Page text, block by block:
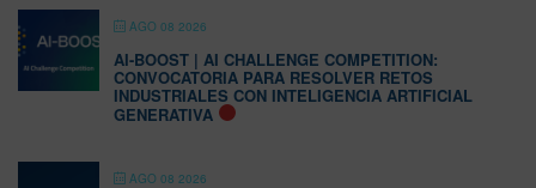
AGO 08 2026
AI-BOOST | AI CHALLENGE COMPETITION:
CONVOCATORIA PARA RESOLVER RETOS
INDUSTRIALES CON INTELIGENCIA ARTIFICIAL
GENERATIVA
AGO 08 2026